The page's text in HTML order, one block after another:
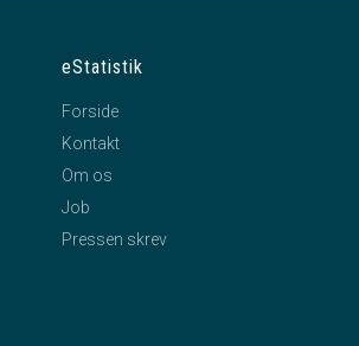
eStatistik
Forside
Kontakt
Om os
Job
Pressen skrev